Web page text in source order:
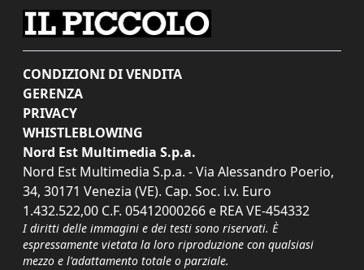
CONDIZIONI DI VENDITA
GERENZA
PRIVACY
WHISTLEBLOWING
Nord Est Multimedia S.p.a.
Nord Est Multimedia S.p.a. - Via Alessandro Poerio,
34, 30171 Venezia (VE). Cap. Soc. i.v. Euro
1.432.522,00 C.F. 05412000266 e REA VE-454332
I diritti delle immagini e dei testi sono riservati. È
espressamente vietata la loro riproduzione con qualsiasi
mezzo e l'adattamento totale o parziale.